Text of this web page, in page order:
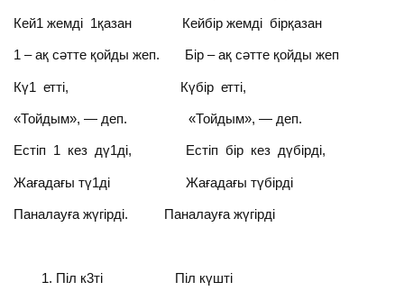
Кей1 жемді 1қазан Кейбір жемді бірқазан
1 – ақ сәтте қойды жеп. Бір – ақ сәтте қойды жеп
Кү1 етті, Күбір етті,
«Тойдым», — деп. «Тойдым», — деп.
Естіп 1 кез дү1ді, Естіп бір кез дүбірді,
Жағадағы тү1ді Жағадағы түбірді
Паналауға жүгірді. Паналауға жүгірді
Піл к3ті Піл күшті